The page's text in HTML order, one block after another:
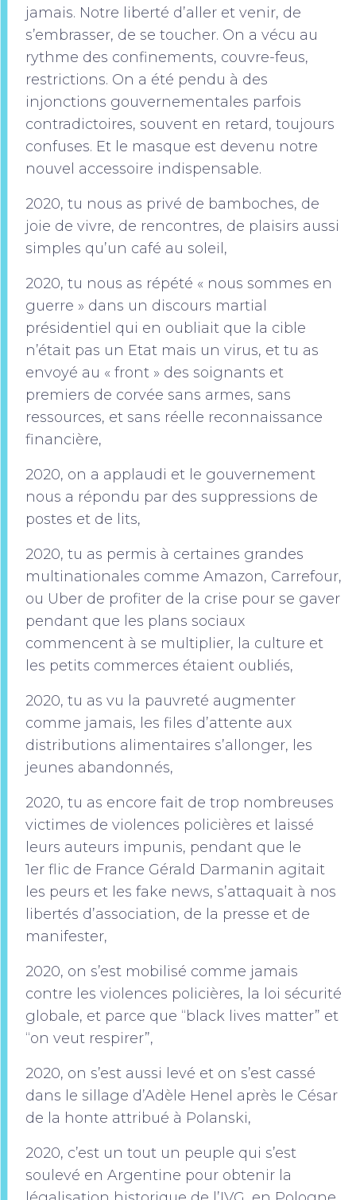
jamais. Notre liberté d’aller et venir, de
s’embrasser, de se toucher. On a vécu au
rythme des confinements, couvre-feus,
restrictions. On a été pendu à des
injonctions gouvernementales parfois
contradictoires, souvent en retard, toujours
confuses. Et le masque est devenu notre
nouvel accessoire indispensable.
2020, tu nous as privé de bamboches, de
joie de vivre, de rencontres, de plaisirs aussi
simples qu’un café au soleil,
2020, tu nous as répété « nous sommes en
guerre » dans un discours martial
présidentiel qui en oubliait que la cible
n’était pas un Etat mais un virus, et tu as
envoyé au « front » des soignants et
premiers de corvée sans armes, sans
ressources, et sans réelle reconnaissance
financière,
2020, on a applaudi et le gouvernement
nous a répondu par des suppressions de
postes et de lits,
2020, tu as permis à certaines grandes
multinationales comme Amazon, Carrefour,
ou Uber de profiter de la crise pour se gaver
pendant que les plans sociaux
commencent à se multiplier, la culture et
les petits commerces étaient oubliés,
2020, tu as vu la pauvreté augmenter
comme jamais, les files d’attente aux
distributions alimentaires s’allonger, les
jeunes abandonnés,
2020, tu as encore fait de trop nombreuses
victimes de violences policières et laissé
leurs auteurs impunis, pendant que le
1er flic de France Gérald Darmanin agitait
les peurs et les fake news, s’attaquait à nos
libertés d’association, de la presse et de
manifester,
2020, on s’est mobilisé comme jamais
contre les violences policières, la loi sécurité
globale, et parce que “black lives matter” et
“on veut respirer”,
2020, on s’est aussi levé et on s’est cassé
dans le sillage d’Adèle Henel après le César
de la honte attribué à Polanski,
2020, c’est un tout un peuple qui s’est
soulevé en Argentine pour obtenir la